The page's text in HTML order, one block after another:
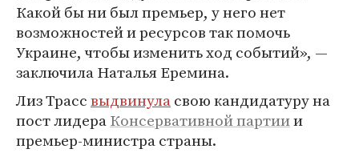
Какой бы ни был премьер, у него нет
возможностей и ресурсов так помочь
Украине, чтобы изменить ход событий», —
заключила Наталья Еремина.
Лиз Трассвыдвинуласвою кандидатуру на
пост лидераКонсервативной партиии
премьер-министра страны.